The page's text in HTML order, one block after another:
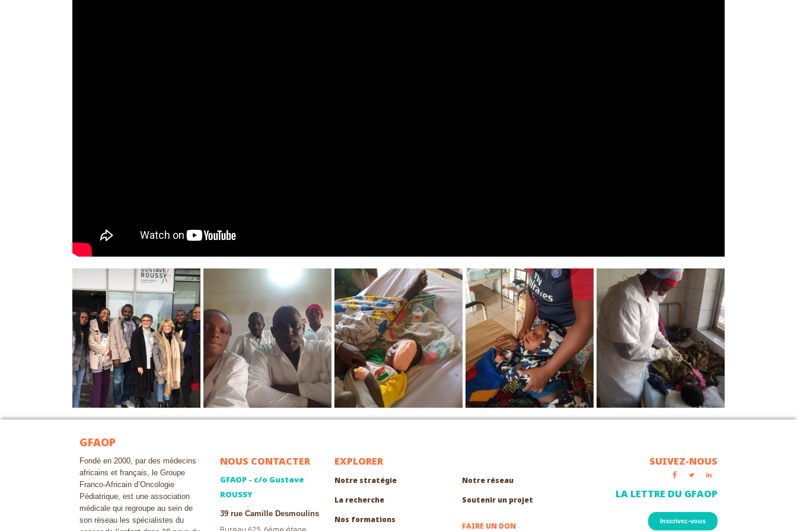
GFAOP
Fondé en 2000, par des médecins
africains et français, le Groupe
Franco-Africain d’Oncologie
Pédiatrique, est une association
médicale qui regroupe au sein de
son réseau les spécialistes du
NOUS CONTACTER
GFAOP - c/o Gustave
ROUSSY
39 rue Camille Desmoulins
EXPLORER
Notre stratégie
La recherche
Nos formations
Notre réseau
Soutenir un projet
FAIRE UN DON
SUIVEZ-NOUS
LA LETTRE DU GFAOP
Inscrivez-vous